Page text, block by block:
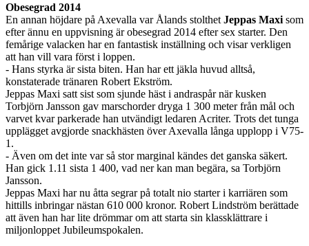
Obesegrad 2014
En annan höjdare på Axevalla var Ålands stolthet Jeppas Maxi som
efter ännu en uppvisning är obesegrad 2014 efter sex starter. Den
femårige valacken har en fantastisk inställning och visar verkligen
att han vill vara först i loppen.
- Hans styrka är sista biten. Han har ett jäkla huvud alltså,
konstaterade tränaren Robert Ekström.
Jeppas Maxi satt sist som sjunde häst i andraspår när kusken
Torbjörn Jansson gav marschorder dryga 1 300 meter från mål och
varvet kvar parkerade han utvändigt ledaren Acriter. Trots det tunga
upplägget avgjorde snackhästen över Axevalla långa upplopp i V75-
1.
- Även om det inte var så stor marginal kändes det ganska säkert.
Han gick 1.11 sista 1 400, vad ner kan man begära, sa Torbjörn
Jansson.
Jeppas Maxi har nu åtta segrar på totalt nio starter i karriären som
hittills inbringar nästan 610 000 kronor. Robert Lindström berättade
att även han har lite drömmar om att starta sin klassklättrare i
miljonloppet Jubileumspokalen.